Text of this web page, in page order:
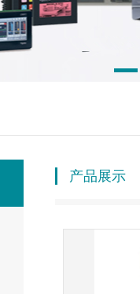
产品展示